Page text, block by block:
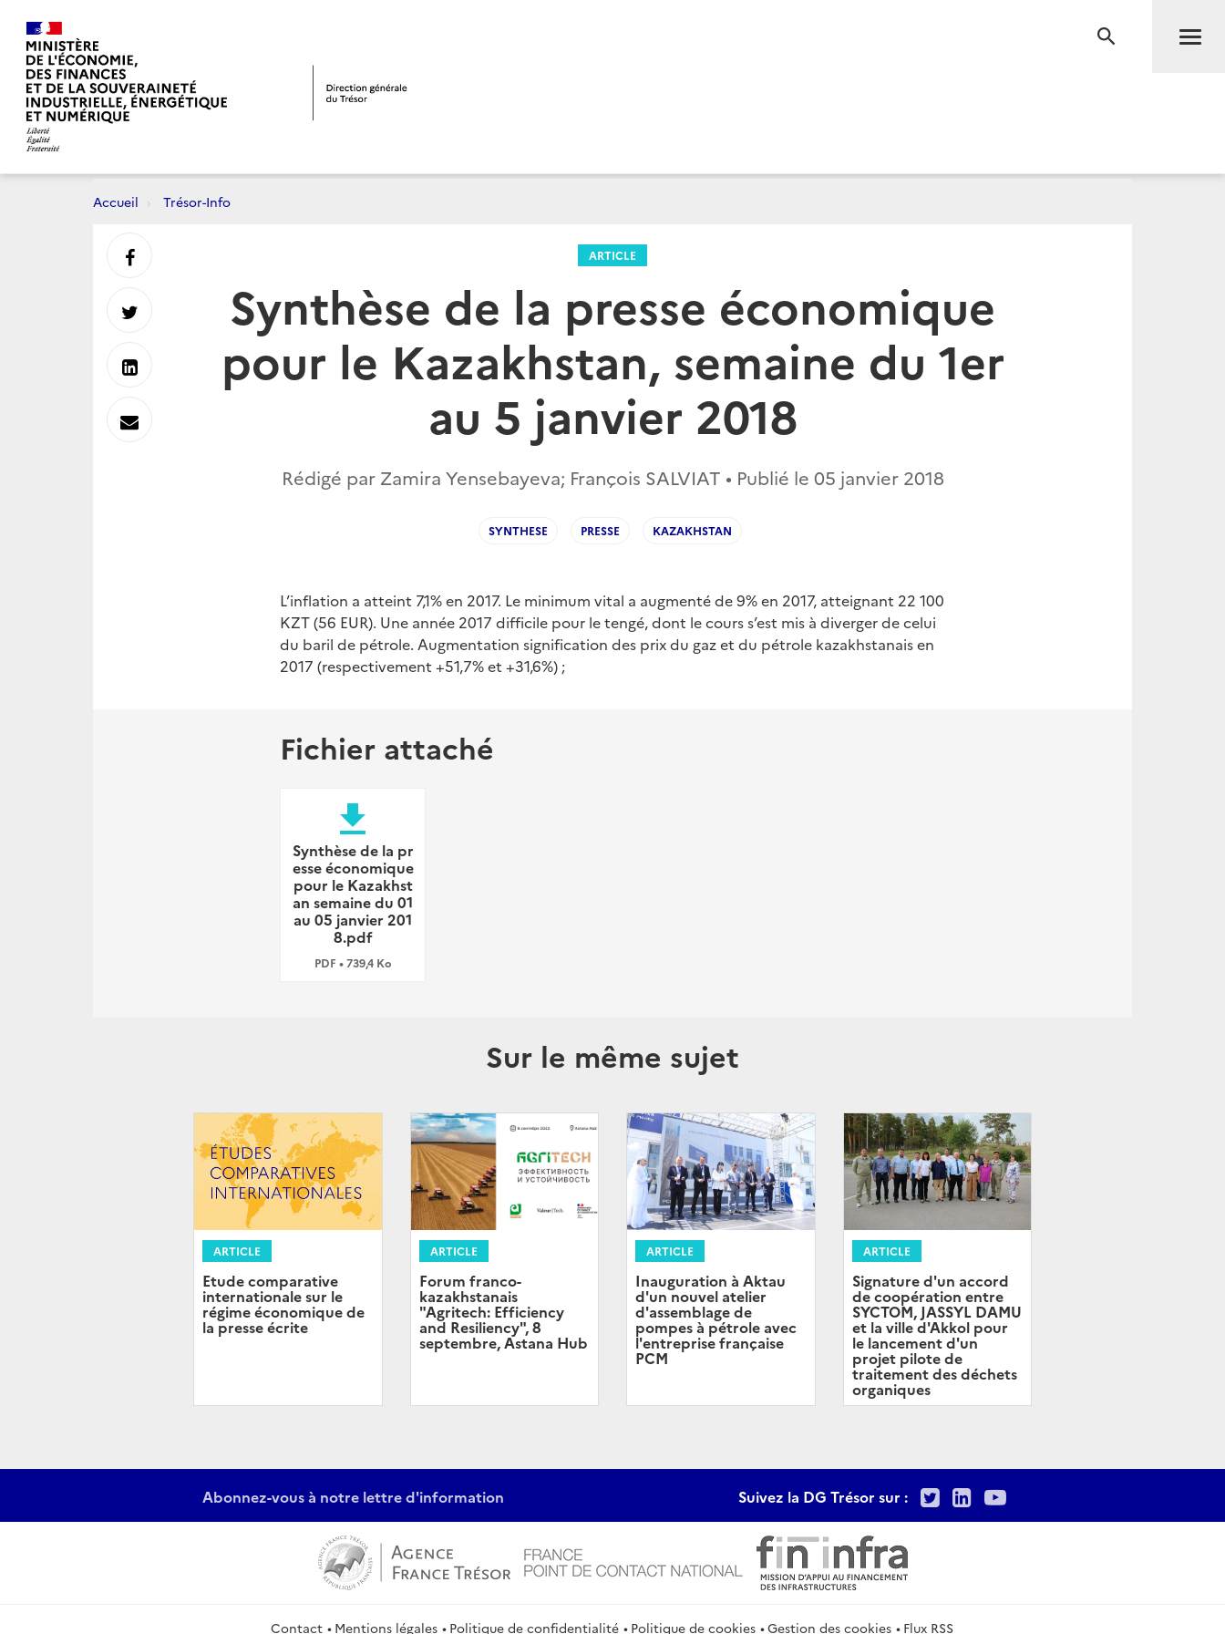
RECHERCHE
Accueil Trésor-Info
ARTICLE
Synthèse de la presse économique
pour le Kazakhstan, semaine du 1er
au 5 janvier 2018
Rédigé par Zamira Yensebayeva; François SALVIAT • Publié le 05 janvier 2018
SYNTHESE PRESSE KAZAKHSTAN
L’inflation a atteint 7,1% en 2017. Le minimum vital a augmenté de 9% en 2017, atteignant 22 100
KZT (56 EUR). Une année 2017 difficile pour le tengé, dont le cours s’est mis à diverger de celui
du baril de pétrole. Augmentation signification des prix du gaz et du pétrole kazakhstanais en
2017 (respectivement +51,7% et +31,6%) ;
Fichier attaché
file_download
Synthèse de la pr
esse économique
pour le Kazakhst
an semaine du 01
au 05 janvier 201
8.pdf
PDF • 739,4 Ko
Sur le même sujet
ARTICLE
Etude comparative
internationale sur le
régime économique de
la presse écrite
ARTICLE
Forum franco-
kazakhstanais
"Agritech: Efficiency
and Resiliency", 8
septembre, Astana Hub
ARTICLE
Inauguration à Aktau
d'un nouvel atelier
d'assemblage de
pompes à pétrole avec
l'entreprise française
PCM
ARTICLE
Signature d'un accord
de coopération entre
SYCTOM, JASSYL DAMU
et la ville d'Akkol pour
le lancement d'un
projet pilote de
traitement des déchets
organiques
Partager
sur
Partager
sur
Partager
sur
Envoyer
Abonnez-vous à notre lettre d'information Suivez la DG Trésor sur : TwitterLinkedIn
Youtube
Contact Mentions légales Politique de confidentialité Politique de cookies Gestion des cookies Flux RSS